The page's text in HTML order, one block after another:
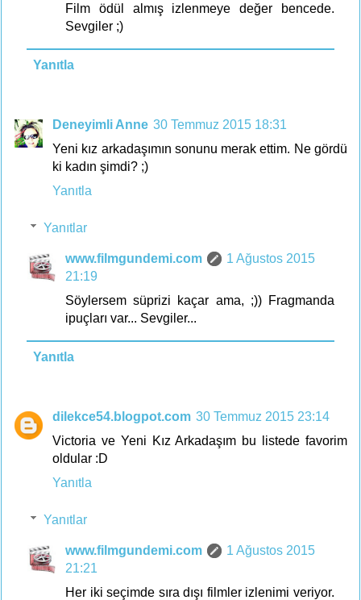
Film ödül almış izlenmeye değer bencede.
Sevgiler ;)
Yanıtla
Deneyimli Anne 30 Temmuz 2015 18:31
Yeni kız arkadaşımın sonunu merak ettim. Ne gördü
ki kadın şimdi? ;)
Yanıtla
Yanıtlar
www.filmgundemi.com
1 Ağustos 2015
21:19
Söylersem süprizi kaçar ama, ;)) Fragmanda
ipuçları var... Sevgiler...
Yanıtla
dilekce54.blogpot.com 30 Temmuz 2015 23:14
Victoria ve Yeni Kız Arkadaşım bu listede favorim
oldular :D
Yanıtla
Yanıtlar
www.filmgundemi.com
1 Ağustos 2015
21:21
Her iki seçimde sıra dışı filmler izlenimi veriyor.